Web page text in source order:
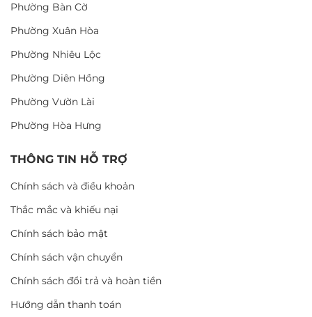
Phường Bàn Cờ
Phường Xuân Hòa
Phường Nhiêu Lộc
Phường Diên Hồng
Phường Vườn Lài
Phường Hòa Hưng
THÔNG TIN HỖ TRỢ
Chính sách và điều khoản
Thắc mắc và khiếu nại
Chính sách bảo mật
Chính sách vận chuyển
Chính sách đổi trả và hoàn tiền
Hướng dẫn thanh toán